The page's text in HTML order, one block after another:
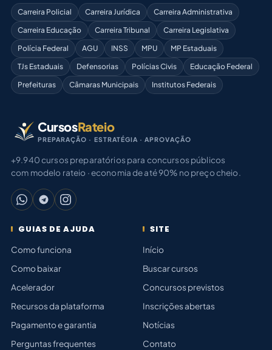
Carreira Policial Carreira Jurídica
Carreira Administrativa
Carreira Educação
Carreira Tribunal
Carreira Legislativa
Polícia Federal
AGU INSS MPU
MP Estaduais
TJs Estaduais
Defensorias Polícias Civis
Educação Federal
Prefeituras
Câmaras Municipais Institutos Federais
CursosRateio
PREPARAÇÃO · ESTRATÉGIA · APROVAÇÃO
+9.940 cursos preparatórios para concursos públicos
com modelo rateio · economia de até 90% no preço cheio.
GUIAS DE AJUDA
Como funciona
Como baixar
Acelerador
Recursos da plataforma
Pagamento e garantia
Perguntas frequentes
SITE
Início
Buscar cursos
Concursos previstos
Inscrições abertas
Notícias
Contato